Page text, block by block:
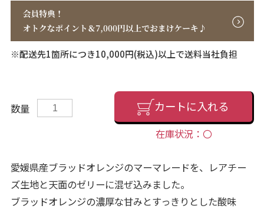
※配送先1箇所につき10,000円(税込)以上で送料当社負担
数量 カートに入れる
在庫状況：〇
愛媛県産ブラッドオレンジのマーマレードを、レアチー
ズ生地と天面のゼリーに混ぜ込みました。
ブラッドオレンジの濃厚な甘みとすっきりとした酸味